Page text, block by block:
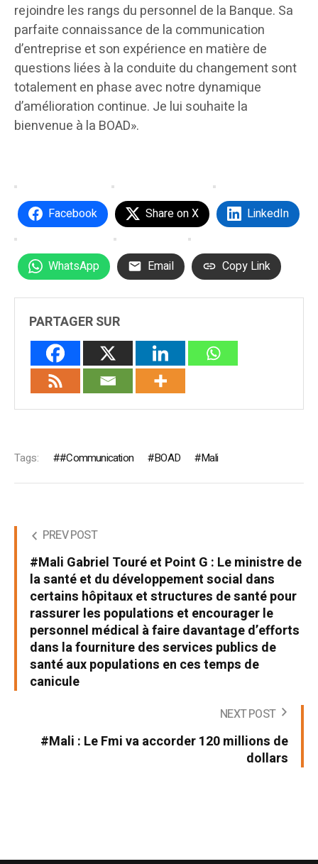
rejoindre les rangs du personnel de la Banque. Sa
parfaite connaissance de la communication
d’entreprise et son expérience en matière de
questions liées à la conduite du changement sont
totalement en phase avec notre dynamique
d’amélioration continue. Je lui souhaite la
bienvenue à la BOAD».
Facebook Share on X LinkedIn
WhatsApp Email Copy Link
PARTAGER SUR
Tags: #Communication BOAD Mali
PREV POST
#Mali Gabriel Touré et Point G : Le ministre de
la santé et du développement social dans
certains hôpitaux et structures de santé pour
rassurer les populations et encourager le
personnel médical à faire davantage d’efforts
dans la fourniture des services publics de
santé aux populations en ces temps de
canicule
NEXT POST
#Mali : Le Fmi va accorder 120 millions de
dollars